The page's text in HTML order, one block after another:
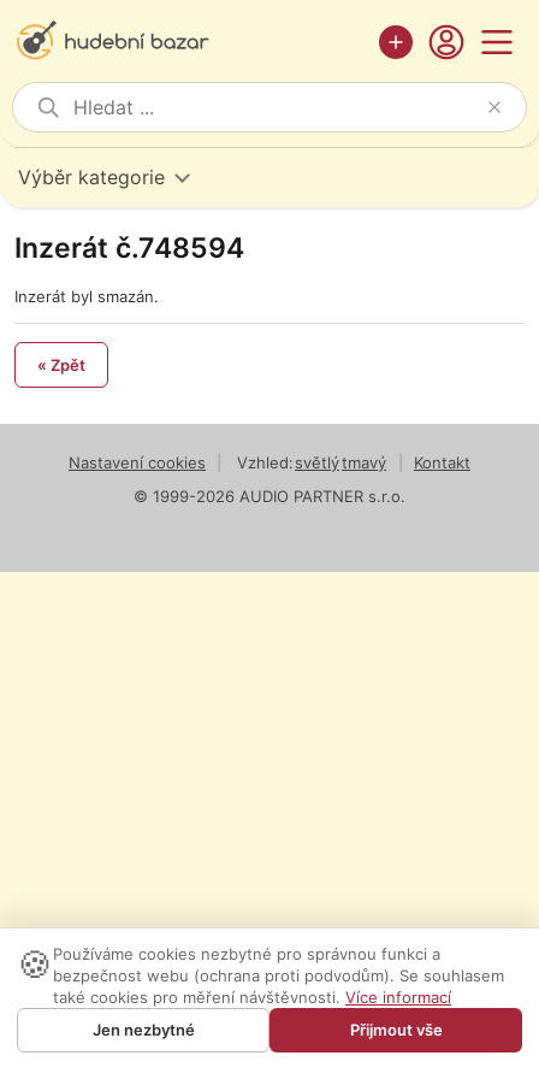
Výběr kategorie
Inzerát č.748594
Inzerát byl smazán.
« Zpět
Nastavení cookies Vzhled:světlýtmavý
Kontakt
© 1999-2026 AUDIO PARTNER s.r.o.
🍪 Používáme cookies nezbytné pro správnou funkci a
bezpečnost webu (ochrana proti podvodům). Se souhlasem
také cookies pro měření návštěvnosti. Více informací
Jen nezbytné
Přijmout vše